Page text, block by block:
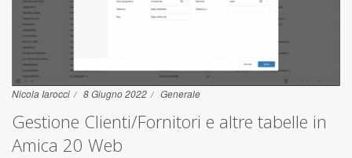
Nicola Iarocci 8 Giugno 2022 Generale
Gestione Clienti/Fornitori e altre tabelle in
Amica 20 Web